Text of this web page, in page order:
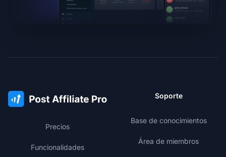
Precios
Funcionalidades
Soporte
Base de conocimientos
Área de miembros